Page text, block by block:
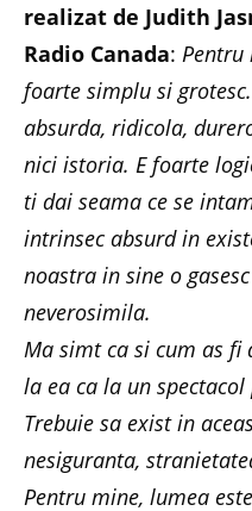
realizat de Judith
Radio Canada: Pentru
foarte simplu si
absurda, ridicola,
nici istoria. E foarte
ti dai seama ce se
intrinsec absurd in
noastra in sine o
neverosimila.
Ma simt ca si cum as
la ea ca la un
Trebuie sa exist in
nesiguranta,
Pentru mine, lumea